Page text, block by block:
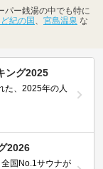
パー銭湯の中でも特に
紀の国 、 宮島温泉 な
ング2025
た、2025年の人
2026
国No.1サウナが